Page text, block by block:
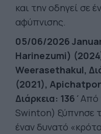
και την οδηγεί σε
αφύπνισης.
05/06/2026
Harinezumi)
Weerasethakul,
(2021),
Διάρκεια: 136΄Από
Swinton) ξύπνησε
έναν δυνατό